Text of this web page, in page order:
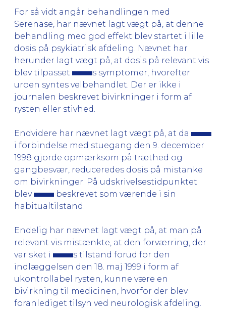
For så vidt angår behandlingen med
Serenase, har nævnet lagt vægt på, at denne
behandling med god effekt blev startet i lille
dosis på psykiatrisk afdeling. Nævnet har
herunder lagt vægt på, at dosis på relevant vis
blev tilpasset
s symptomer, hvorefter
uroen syntes velbehandlet. Der er ikke i
journalen beskrevet bivirkninger i form af
rysten eller stivhed.
Endvidere har nævnet lagt vægt på, at da
i forbindelse med stuegang den 9. december
1998 gjorde opmærksom på træthed og
gangbesvær, reduceredes dosis på mistanke
om bivirkninger. På udskrivelsestidpunktet
blev
beskrevet som værende i sin
habitualtilstand.
Endelig har nævnet lagt vægt på, at man på
relevant vis mistænkte, at den forværring, der
var sket i
s tilstand forud for den
indlæggelsen den 18. maj 1999 i form af
ukontrollabel rysten, kunne være en
bivirkning til medicinen, hvorfor der blev
foranlediget tilsyn ved neurologisk afdeling.